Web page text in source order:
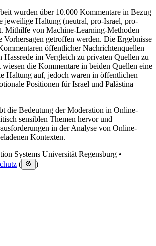
wurden über 10.000 Kommentare in Bezug
jeweilige Haltung (neutral, pro-Israel, pro-
Mithilfe von Machine-Learning-Methoden
Vorhersagen getroffen werden. Die Ergebnisse
öffentlicher Nachrichtenquellen
Hassrede im Vergleich zu privaten Quellen zu
wiesen die Kommentare in beiden Quellen eine
Haltung auf, jedoch waren in öffentlichen
Positionen für Israel und Palästina
die Bedeutung der Moderation in Online-
sensiblen Themen hervor und
in der Analyse von Online-
Kontexten.
Systems Universität Regensburg •
( )